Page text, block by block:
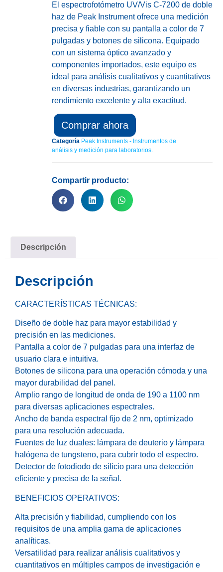
El espectrofotómetro UV/Vis C-7200 de doble
haz de Peak Instrument ofrece una medición
precisa y fiable con su pantalla a color de 7
pulgadas y botones de silicona. Equipado
con un sistema óptico avanzado y
componentes importados, este equipo es
ideal para análisis cualitativos y cuantitativos
en diversas industrias, garantizando un
rendimiento excelente y alta exactitud.
Comprar ahora
Categoría Peak Instruments - Instrumentos de
análisis y medición para laboratorios.
Compartir producto:
Descripción
Descripción
CARACTERÍSTICAS TÉCNICAS:
Diseño de doble haz para mayor estabilidad y
precisión en las mediciones.
Pantalla a color de 7 pulgadas para una interfaz de
usuario clara e intuitiva.
Botones de silicona para una operación cómoda y una
mayor durabilidad del panel.
Amplio rango de longitud de onda de 190 a 1100 nm
para diversas aplicaciones espectrales.
Ancho de banda espectral fijo de 2 nm, optimizado
para una resolución adecuada.
Fuentes de luz duales: lámpara de deuterio y lámpara
halógena de tungsteno, para cubrir todo el espectro.
Detector de fotodiodo de silicio para una detección
eficiente y precisa de la señal.
BENEFICIOS OPERATIVOS:
Alta precisión y fiabilidad, cumpliendo con los
requisitos de una amplia gama de aplicaciones
analíticas.
Versatilidad para realizar análisis cualitativos y
cuantitativos en múltiples campos de investigación e